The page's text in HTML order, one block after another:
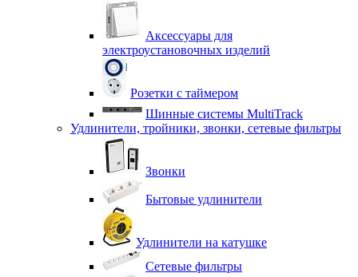
Аксессуары для
электроустановочных изделий
Розетки с таймером
Шинные системы MultiTrack
Удлинители, тройники, звонки, сетевые фильтры
Звонки
Бытовые удлинители
Удлинители на катушке
Сетевые фильтры